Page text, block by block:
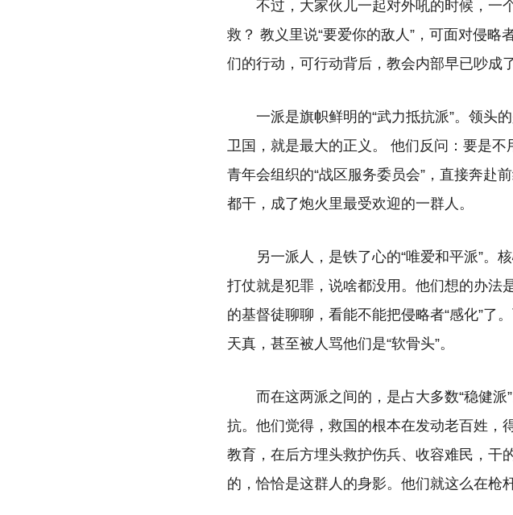
不过，大家伙儿一起对外吼的时候，一
救？ 教义里说“要爱你的敌人”，可面对侵
们的行动，可行动背后，教会内部早已吵成
一派是旗帜鲜明的“武力抵抗派”。领头
卫国，就是最大的正义。 他们反问：要是
青年会组织的“战区服务委员会”，直接奔赴
都干，成了炮火里最受欢迎的一群人。
另一派人，是铁了心的“唯爱和平派”。
打仗就是犯罪，说啥都没用。他们想的办法
的基督徒聊聊，看能不能把侵略者“感化”了
天真，甚至被人骂他们是“软骨头”。
而在这两派之间的，是占大多数“稳健
抗。他们觉得，救国的根本在发动老百姓，
教育，在后方埋头救护伤兵、收容难民，干
的，恰恰是这群人的身影。他们就这么在枪